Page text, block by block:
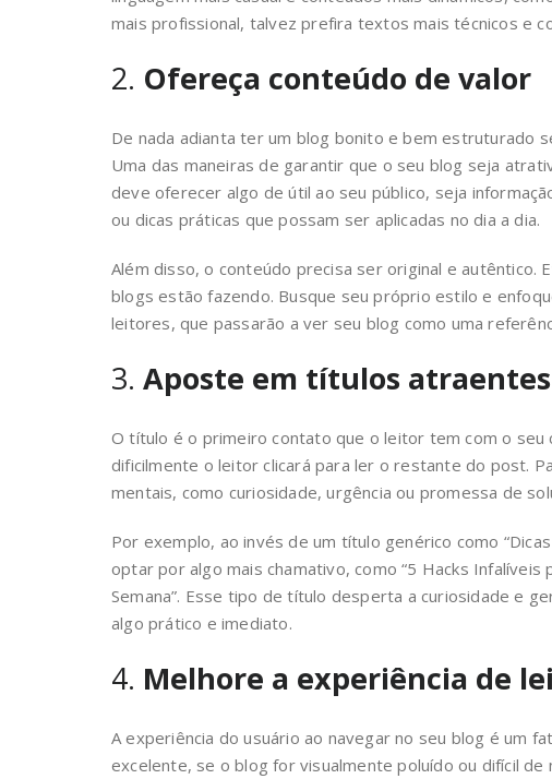
mais profissional, talvez prefira textos mais técnicos e
2. Ofereça conteúdo de valor
De nada adianta ter um blog bonito e bem estruturado
Uma das maneiras de garantir que o seu blog seja
deve oferecer algo de útil ao seu público, seja
ou dicas práticas que possam ser aplicadas no dia a dia.
Além disso, o conteúdo precisa ser original e autêntico.
blogs estão fazendo. Busque seu próprio estilo e
leitores, que passarão a ver seu blog como uma
3. Aposte em títulos atraentes
O título é o primeiro contato que o leitor tem com o seu
dificilmente o leitor clicará para ler o restante do post.
mentais, como curiosidade, urgência ou promessa de
Por exemplo, ao invés de um título genérico como
optar por algo mais chamativo, como “5 Hacks
Semana”. Esse tipo de título desperta a curiosidade e
algo prático e imediato.
4. Melhore a experiência de
A experiência do usuário ao navegar no seu blog é um
excelente, se o blog for visualmente poluído ou difícil